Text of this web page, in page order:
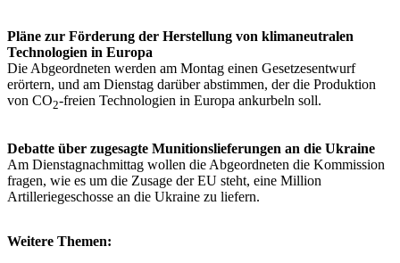
Pläne zur Förderung der Herstellung von klimaneutralen
Technologien in Europa
Die Abgeordneten werden am Montag einen Gesetzesentwurf
erörtern, und am Dienstag darüber abstimmen, der die Produktion
von CO2-freien Technologien in Europa ankurbeln soll.
Debatte über zugesagte Munitionslieferungen an die Ukraine
Am Dienstagnachmittag wollen die Abgeordneten die Kommission
fragen, wie es um die Zusage der EU steht, eine Million
Artilleriegeschosse an die Ukraine zu liefern.
Weitere Themen: